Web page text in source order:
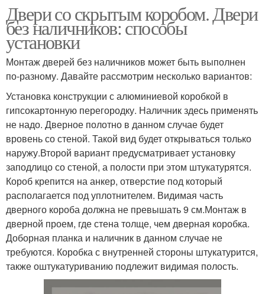
Двери со скрытым коробом. Двери
без наличников: способы
установки
Монтаж дверей без наличников может быть выполнен
по-разному. Давайте рассмотрим несколько вариантов:
Установка конструкции с алюминиевой коробкой в
гипсокартонную перегородку. Наличник здесь применять
не надо. Дверное полотно в данном случае будет
вровень со стеной. Такой вид будет открываться только
наружу.Второй вариант предусматривает установку
заподлицо со стеной, а полости при этом штукатурятся.
Короб крепится на анкер, отверстие под который
располагается под уплотнителем. Видимая часть
дверного короба должна не превышать 9 см.Монтаж в
дверной проем, где стена толще, чем дверная коробка.
Доборная планка и наличник в данном случае не
требуются. Коробка с внутренней стороны штукатурится,
также оштукатуриванию подлежит видимая полость.